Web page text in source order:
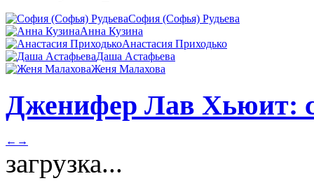
София (Софья) Рудьева
Анна Кузина
Анастасия Приходько
Даша Астафьева
Женя Малахова
Дженифер Лав Хьюит:
← →
загрузка...